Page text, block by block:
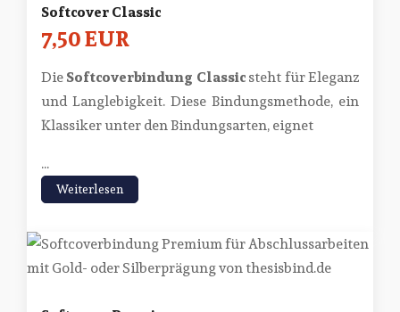
Softcover Classic
7,50 EUR
DieSoftcoverbindung Classicsteht für Eleganz
und Langlebigkeit. Diese Bindungsmethode, ein
Klassiker unter den Bindungsarten, eignet
...
Weiterlesen